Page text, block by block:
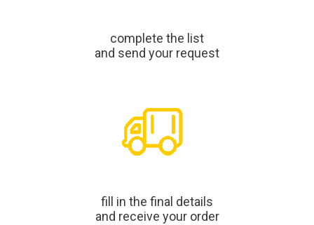
complete the list
and send your request
fill in the final details
and receive your order